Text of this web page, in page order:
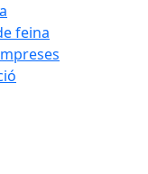
feina